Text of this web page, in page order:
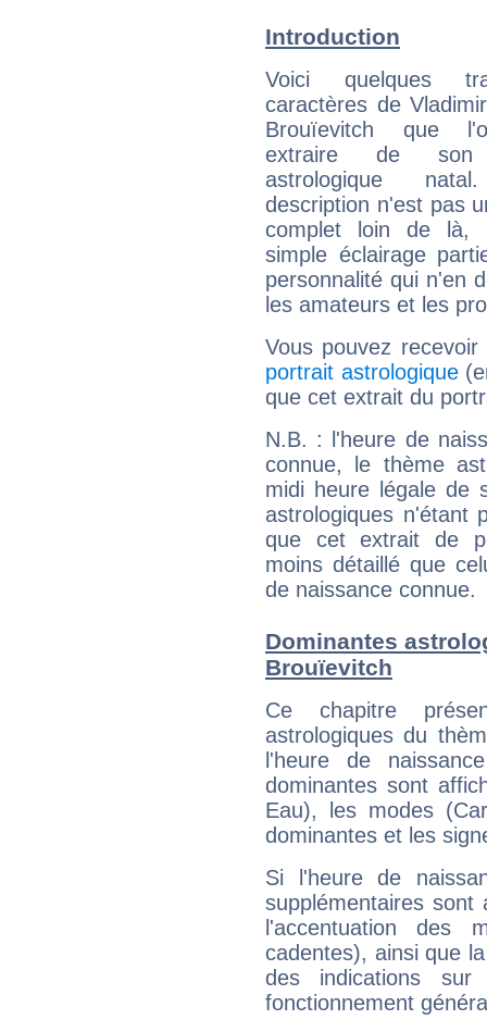
Introduction
Voici quelques
caractères de
Brouïevitch que
extraire de son
astrologique
description n'est pas
complet loin de là,
simple éclairage
personnalité qui n'en
les amateurs et les
Vous pouvez
portrait astrologique
que cet extrait du
N.B. : l'heure de
connue, le thème
midi heure légale de
astrologiques n'étant
que cet extrait de
moins détaillé que
de naissance connue.
Dominantes
Brouïevitch
Ce chapitre
astrologiques du
l'heure de
dominantes sont
Eau), les modes
dominantes et les
Si l'heure de
supplémentaires sont
l'accentuation des
cadentes), ainsi que
des indications sur
fonctionnement